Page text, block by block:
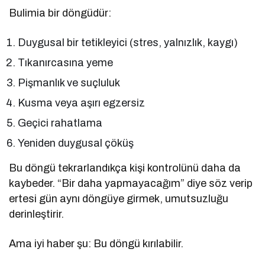
Bulimia bir döngüdür:
Duygusal bir tetikleyici (stres, yalnızlık, kaygı)
Tıkanırcasına yeme
Pişmanlık ve suçluluk
Kusma veya aşırı egzersiz
Geçici rahatlama
Yeniden duygusal çöküş
Bu döngü tekrarlandıkça kişi kontrolünü daha da
kaybeder. “Bir daha yapmayacağım” diye söz verip
ertesi gün aynı döngüye girmek, umutsuzluğu
derinleştirir.
Ama iyi haber şu: Bu döngü kırılabilir.